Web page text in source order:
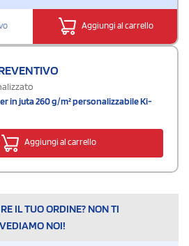
Aggiungi al carrello
in juta 260 g/m² personalizzabile Ki-
Aggiungi al carrello
IL TUO ORDINE? NON TI
NOI!